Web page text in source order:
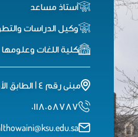
أستاذ مساعد
وكيل الدراسات
كلية اللغات وعلومها
مبنى رقم ٤ | الطابق الأول
٠١١٨٠٥٨٧٨٧